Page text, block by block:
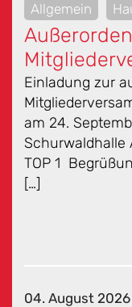
Allgemein
Einladung zur
am 24.
Schurwaldhalle
TOP 1
[…]
04. August 2026